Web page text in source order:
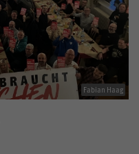
Fabian Haag